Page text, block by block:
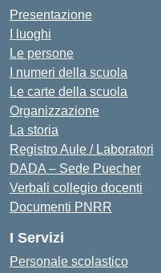
Presentazione
I luoghi
Le persone
I numeri della scuola
Le carte della scuola
Organizzazione
La storia
Registro Aule / Laboratori
DADA – Sede Puecher
Verbali collegio docenti
Documenti PNRR
I Servizi
Personale scolastico